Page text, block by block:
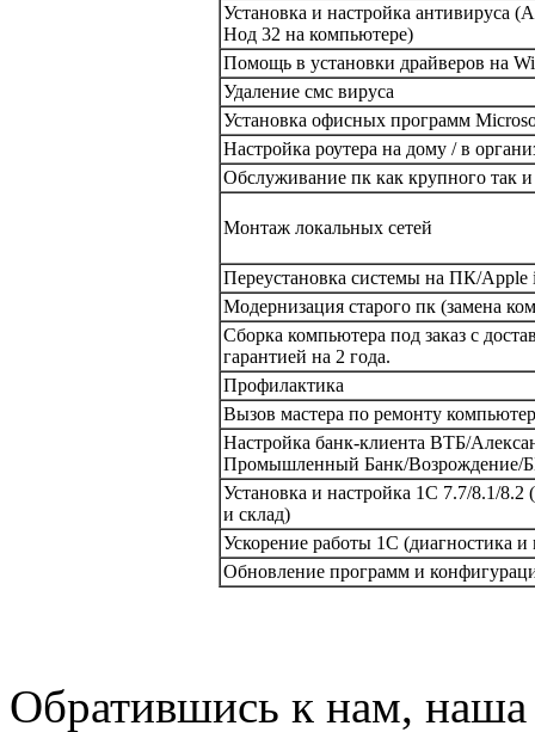
Установка и настройка антивируса
Нод 32 на компьютере)
Помощь в установки драйверов на
Удаление смс вируса
Установка офисных программ
Настройка роутера на дому / в
Обслуживание пк как крупного так и
Монтаж локальных сетей
Переустановка системы на ПК/Apple
Модернизация старого пк (замена
Сборка компьютера под заказ с
гарантией на 2 года.
Профилактика
Вызов мастера по ремонту
Настройка банк-клиента ВТБ/
Промышленный Банк/Возрождение/
Установка и настройка 1С 7.7/8.1/8.2
и склад)
Ускорение работы 1С (диагностика и
Обновление программ и
Обратившись к нам,